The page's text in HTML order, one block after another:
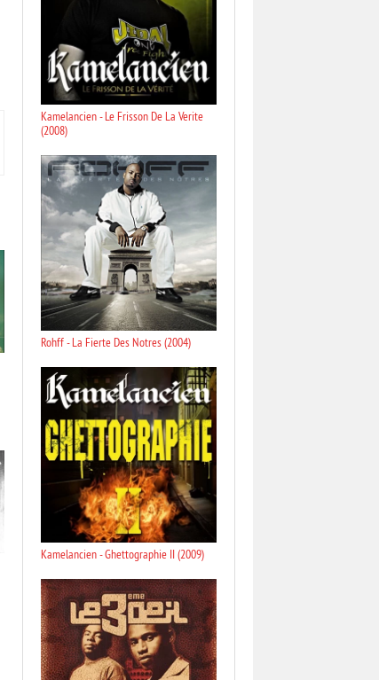
Kamelancien - Le Frisson De La Verite
(2008)
Rohff - La Fierte Des Notres (2004)
Kamelancien - Ghettographie II (2009)